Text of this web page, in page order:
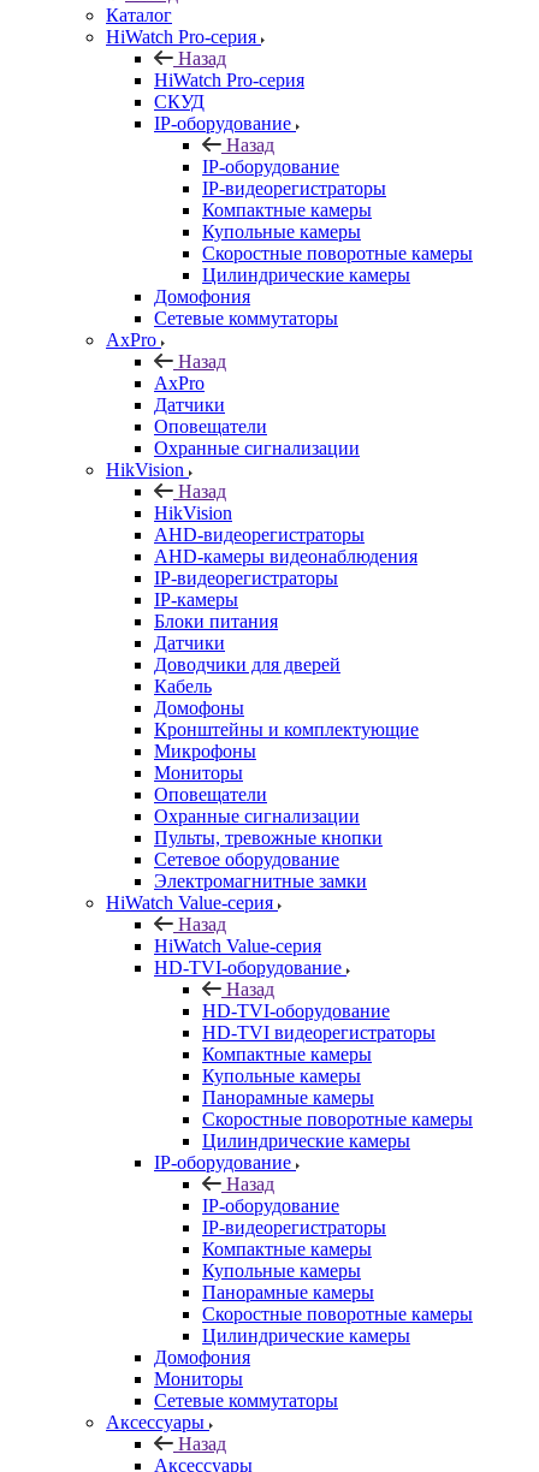
Каталог
HiWatch Pro-серия
Назад
HiWatch Pro-серия
CКУД
IP-оборудование
Назад
IP-оборудование
IP-видеорегистраторы
Компактные камеры
Купольные камеры
Скоростные поворотные камеры
Цилиндрические камеры
Домофония
Сетевые коммутаторы
AxPro
Назад
AxPro
Датчики
Оповещатели
Охранные сигнализации
HikVision
Назад
HikVision
AHD-видеорегистраторы
AHD-камеры видеонаблюдения
IP-видеорегистраторы
IP-камеры
Блоки питания
Датчики
Доводчики для дверей
Кабель
Домофоны
Кронштейны и комплектующие
Микрофоны
Мониторы
Оповещатели
Охранные сигнализации
Пульты, тревожные кнопки
Сетевое оборудование
Электромагнитные замки
HiWatch Value-серия
Назад
HiWatch Value-серия
HD-TVI-оборудование
Назад
HD-TVI-оборудование
HD-TVI видеорегистраторы
Компактные камеры
Купольные камеры
Панорамные камеры
Скоростные поворотные камеры
Цилиндрические камеры
IP-оборудование
Назад
IP-оборудование
IP-видеорегистраторы
Компактные камеры
Купольные камеры
Панорамные камеры
Скоростные поворотные камеры
Цилиндрические камеры
Домофония
Мониторы
Сетевые коммутаторы
Аксессуары
Назад
Аксессуары